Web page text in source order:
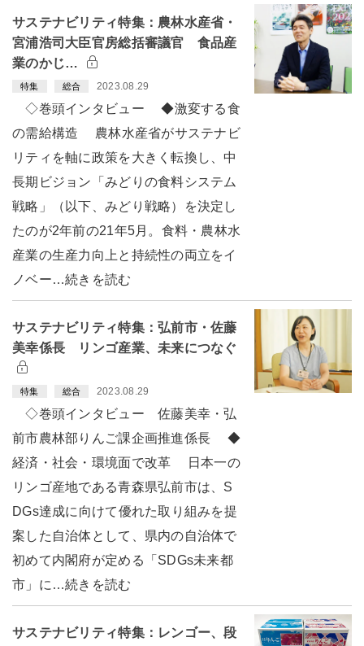
サステナビリティ特集：農林水産省・
宮浦浩司大臣官房総括審議官 食品産
業のかじ…
特集 総合 2023.08.29
◇巻頭インタビュー ◆激変する食
の需給構造 農林水産省がサステナビ
リティを軸に政策を大きく転換し、中
長期ビジョン「みどりの食料システム
戦略」（以下、みどり戦略）を決定し
たのが2年前の21年5月。食料・農林水
産業の生産力向上と持続性の両立をイ
ノベー…続きを読む
サステナビリティ特集：弘前市・佐藤
美幸係長 リンゴ産業、未来につなぐ
特集 総合 2023.08.29
◇巻頭インタビュー 佐藤美幸・弘
前市農林部りんご課企画推進係長 ◆
経済・社会・環境面で改革 日本一の
リンゴ産地である青森県弘前市は、S
DGs達成に向けて優れた取り組みを提
案した自治体として、県内の自治体で
初めて内閣府が定める「SDGs未来都
市」に…続きを読む
サステナビリティ特集：レンゴー、段